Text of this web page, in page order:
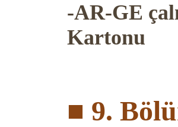
-AR-GE
Kartonu
■ 9.